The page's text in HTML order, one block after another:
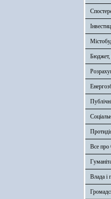
Бюджет,
Все
Влада і